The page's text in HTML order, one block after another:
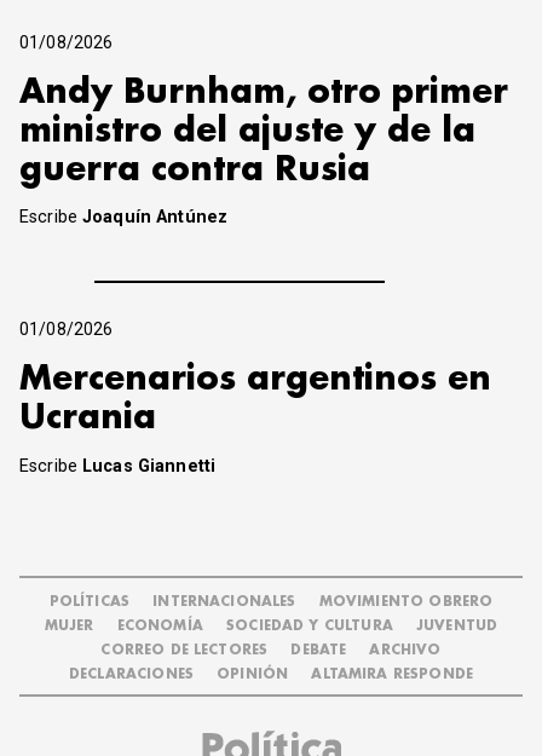
01/08/2026
Andy Burnham, otro primer
ministro del ajuste y de la
guerra contra Rusia
EscribeJoaquín Antúnez
01/08/2026
Mercenarios argentinos en
Ucrania
Escribe Lucas Giannetti
POLÍTICAS INTERNACIONALES
MOVIMIENTO OBRERO
MUJER
ECONOMÍA SOCIEDAD Y CULTURA
JUVENTUD
CORREO DE LECTORES
DEBATE
ARCHIVO
DECLARACIONES
OPINIÓN ALTAMIRA RESPONDE